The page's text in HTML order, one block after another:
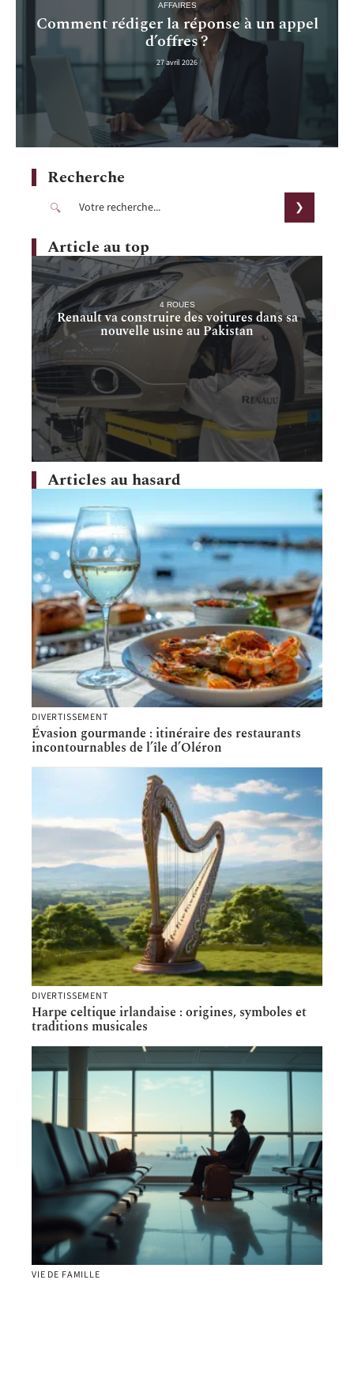
AFFAIRES
Comment rédiger la réponse à un appel
d’offres ?
27 avril 2026
Recherche
Article au top
4 ROUES
Renault va construire des voitures dans sa
nouvelle usine au Pakistan
Articles au hasard
DIVERTISSEMENT
Évasion gourmande : itinéraire des restaurants
incontournables de l’île d’Oléron
DIVERTISSEMENT
Harpe celtique irlandaise : origines, symboles et
traditions musicales
VIE DE FAMILLE